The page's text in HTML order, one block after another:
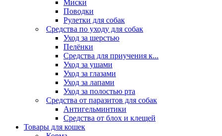
Миски
Поводки
Рулетки для собак
Средства по уходу для собак
Уход за шерстью
Пелёнки
Средства для приучения к...
Уход за ушами
Уход за глазами
Уход за лапами
Уход за полостью рта
Средства от паразитов для собак
Антигельминтики
Средства от блох и клещей
Товары для кошек